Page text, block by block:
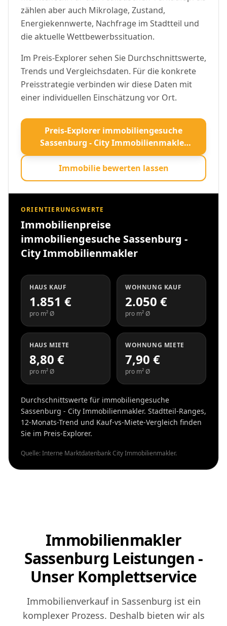
zählen aber auch Mikrolage, Zustand,
Energiekennwerte, Nachfrage im Stadtteil und
die aktuelle Wettbewerbssituation.
Im Preis-Explorer sehen Sie Durchschnittswerte,
Trends und Vergleichsdaten. Für die konkrete
Preisstrategie verbinden wir diese Daten mit
einer individuellen Einschätzung vor Ort.
Preis-Explorer immobiliengesuche
Sassenburg - City Immobilienmakler
öffnen
Immobilie bewerten lassen
ORIENTIERUNGSWERTE
Immobilienpreise
immobiliengesuche Sassenburg -
City Immobilienmakler
HAUS KAUF
1.851 €
pro m² Ø
WOHNUNG KAUF
2.050 €
pro m² Ø
HAUS MIETE
8,80 €
pro m² Ø
WOHNUNG MIETE
7,90 €
pro m² Ø
Durchschnittswerte für immobiliengesuche
Sassenburg - City Immobilienmakler. Stadtteil-Ranges,
12-Monats-Trend und Kauf-vs-Miete-Vergleich finden
Sie im Preis-Explorer.
Quelle: Interne Marktdatenbank City Immobilienmakler.
Immobilienmakler
Sassenburg Leistungen -
Unser Komplettservice
Immobilienverkauf in Sassenburg ist ein
komplexer Prozess. Deshalb bieten wir als